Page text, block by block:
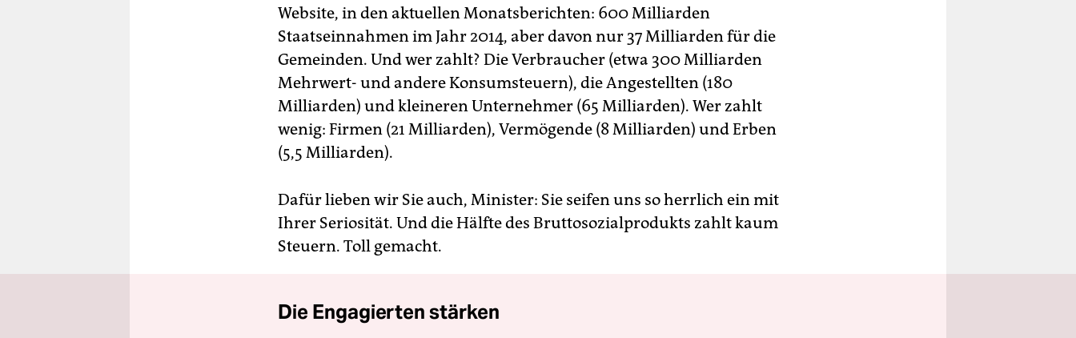
Website, in den aktuellen Monatsberichten: 600 Milliarden
Staatseinnahmen im Jahr 2014, aber davon nur 37 Milliarden für die
Gemeinden. Und wer zahlt? Die Verbraucher (etwa 300 Milliarden
Mehrwert- und andere Konsumsteuern), die Angestellten (180
Milliarden) und kleineren Unternehmer (65 Milliarden). Wer zahlt
wenig: Firmen (21 Milliarden), Vermögende (8 Milliarden) und Erben
(5,5 Milliarden).
Dafür lieben wir Sie auch, Minister: Sie seifen uns so herrlich ein mit
Ihrer Seriosität. Und die Hälfte des Bruttosozialprodukts zahlt kaum
Steuern. Toll gemacht.
Die Engagierten stärken